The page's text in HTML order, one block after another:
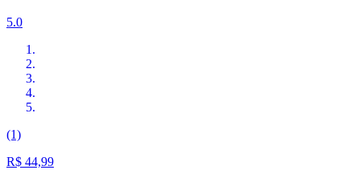
5.0
(1)
R$ 44,99